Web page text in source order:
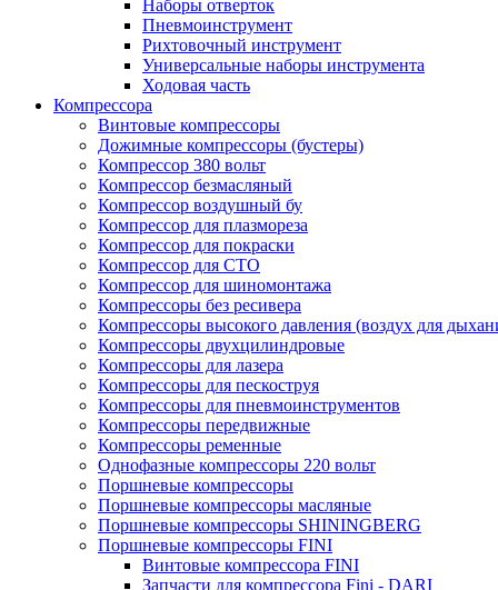
Наборы отверток
Пневмоинструмент
Рихтовочный инструмент
Универсальные наборы инструмента
Ходовая часть
Компрессора
Винтовые компрессоры
Дожимные компрессоры (бустеры)
Компрессор 380 вольт
Компрессор безмасляный
Компрессор воздушный бу
Компрессор для плазмореза
Компрессор для покраски
Компрессор для СТО
Компрессор для шиномонтажа
Компрессоры без ресивера
Компрессоры высокого давления (воздух для
Компрессоры двухцилиндровые
Компрессоры для лазера
Компрессоры для пескоструя
Компрессоры для пневмоинструментов
Компрессоры передвижные
Компрессоры ременные
Однофазные компрессоры 220 вольт
Поршневые компрессоры
Поршневые компрессоры масляные
Поршневые компрессоры SHININGBERG
Поршневые компрессоры FINI
Винтовые компрессора FINI
Запчасти для компрессора Fini - DARI